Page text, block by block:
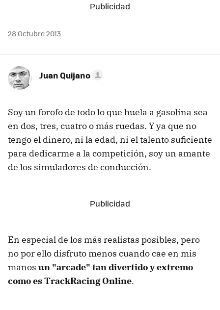
MAIL
28 Octubre 2013
Juan Quijano
Soy un forofo de todo lo que huela a gasolina sea
en dos, tres, cuatro o más ruedas. Y ya que no
tengo el dinero, ni la edad, ni el talento suficiente
para dedicarme a la competición, soy un amante
de los simuladores de conducción.
En especial de los más realistas posibles, pero
no por ello disfruto menos cuando cae en mis
manos un "arcade" tan divertido y extremo
como es TrackRacing Online.